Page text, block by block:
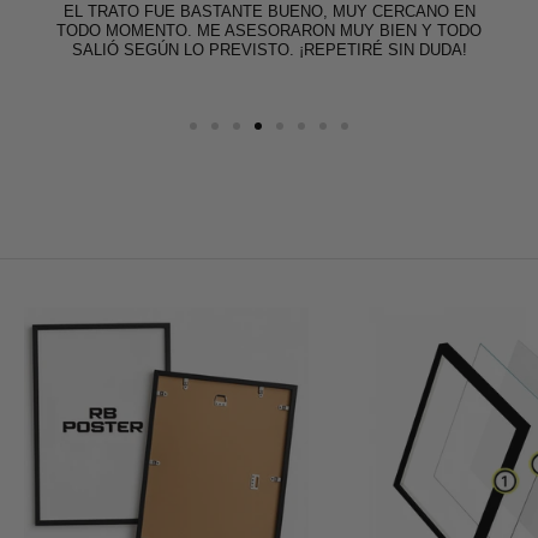
EL TRATO FUE BASTANTE BUENO, MUY CERCANO EN
TODO MOMENTO. ME ASESORARON MUY BIEN Y TODO
SALIÓ SEGÚN LO PREVISTO. ¡REPETIRÉ SIN DUDA!